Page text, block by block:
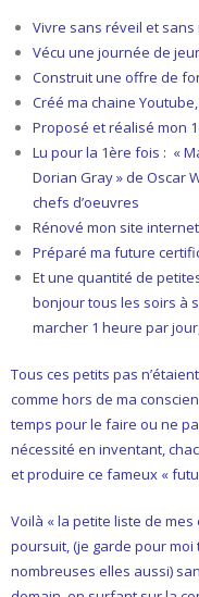
Vivre sans réveil et sans
Vécu une journée de
Construit une offre de
Créé ma chaine
Proposé et réalisé mon
Lu pour la 1ère fois : «
Dorian Gray » de Oscar
chefs d’oeuvres
Rénové mon site
Préparé ma future
Et une quantité de
bonjour tous les soirs à
marcher 1 heure par
Tous ces petits pas
comme hors de ma
temps pour le faire ou ne
nécessité en inventant,
et produire ce fameux «
Voilà « la petite liste de mes
poursuit, (je garde pour
nombreuses elles aussi)